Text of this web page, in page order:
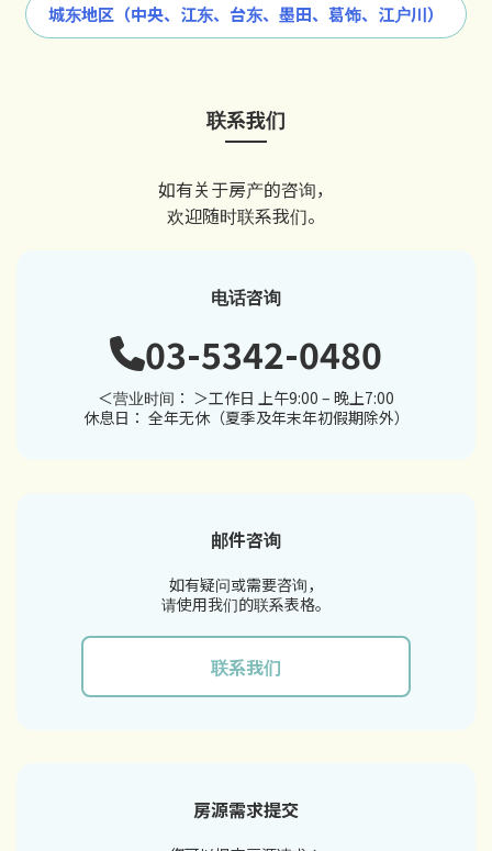
城东地区（中央、江东、台东、墨田、葛饰、江户川）
联系我们
如有关于房产的咨询，
欢迎随时联系我们。
电话咨询
03-5342-0480
＜营业时间： ＞工作日 上午9:00 – 晚上7:00
休息日： 全年无休（夏季及年末年初假期除外）
邮件咨询
如有疑问或需要咨询，
请使用我们的联系表格。
联系我们
房源需求提交